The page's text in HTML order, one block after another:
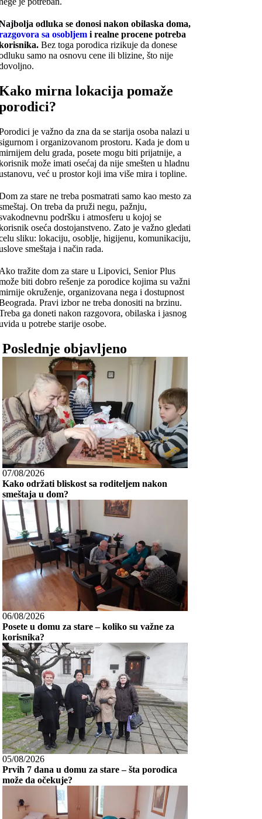
odluka se donosi nakon obilaska doma,
sa osobljemi realne procene potreba
Bez toga porodica rizikuje da donese
samo na osnovu cene ili blizine, što nije
mirna lokacija pomaže
je važno da zna da se starija osoba nalazi u
i organizovanom prostoru. Kada je dom u
delu grada, posete mogu biti prijatnije, a
može imati osećaj da nije smešten u hladnu
već u prostor koji ima više mira i topline.
za stare ne treba posmatrati samo kao mesto za
On treba da pruži negu, pažnju,
podršku i atmosferu u kojoj se
oseća dostojanstveno. Zato je važno gledati
sliku: lokaciju, osoblje, higijenu, komunikaciju,
smeštaja i način rada.
tražite dom za stare u Lipovici, Senior Plus
biti dobro rešenje za porodice kojima su važni
okruženje, organizovana nega i dostupnost
Pravi izbor ne treba donositi na brzinu.
ga doneti nakon razgovora, obilaska i jasnog
u potrebe starije osobe.
Poslednje objavljeno
07/08/2026
Kako održati bliskost sa roditeljem nakon
smeštaja u dom?
06/08/2026
Posete u domu za stare – koliko su važne za
korisnika?
05/08/2026
Prvih 7 dana u domu za stare – šta porodica
može da očekuje?